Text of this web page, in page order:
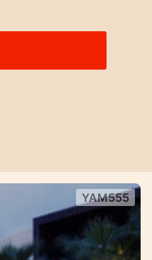
YAM555